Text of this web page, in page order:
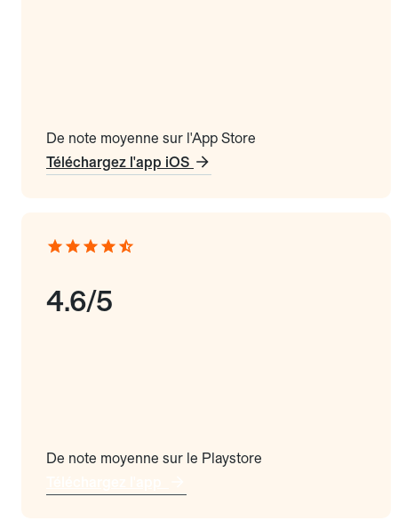
De note moyenne sur l'App Store
Téléchargez l'app iOS
4.6/5
De note moyenne sur le Playstore